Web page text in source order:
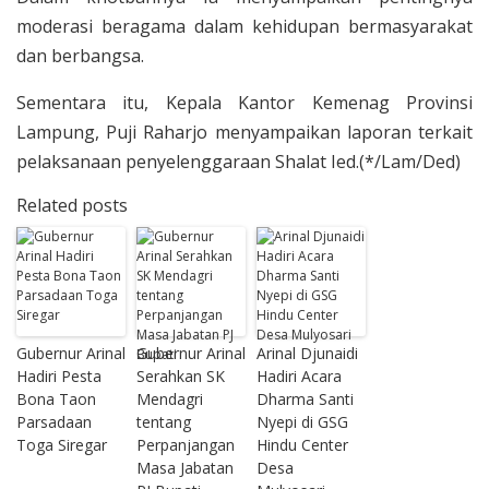
moderasi beragama dalam kehidupan bermasyarakat
dan berbangsa.
Sementara itu, Kepala Kantor Kemenag Provinsi
Lampung, Puji Raharjo menyampaikan laporan terkait
pelaksanaan penyelenggaraan Shalat Ied.(*/Lam/Ded)
Related posts
Gubernur Arinal
Hadiri Pesta
Bona Taon
Parsadaan
Toga Siregar
Gubernur Arinal
Serahkan SK
Mendagri
tentang
Perpanjangan
Masa Jabatan
Arinal Djunaidi
Hadiri Acara
Dharma Santi
Nyepi di GSG
Hindu Center
Desa